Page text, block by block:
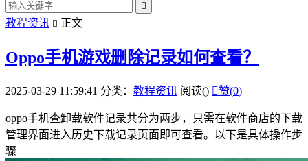

教程资讯  正文
Oppo手机游戏删除记录如何查看？
2025-03-29 11:59:41 分类： 教程资讯 阅读() 赞(0)
oppo手机查卸载软件记录共分为两步，只需在软件商店的下载
管理界面进入历史下载记录页面即可查看。以下是具体操作步
骤